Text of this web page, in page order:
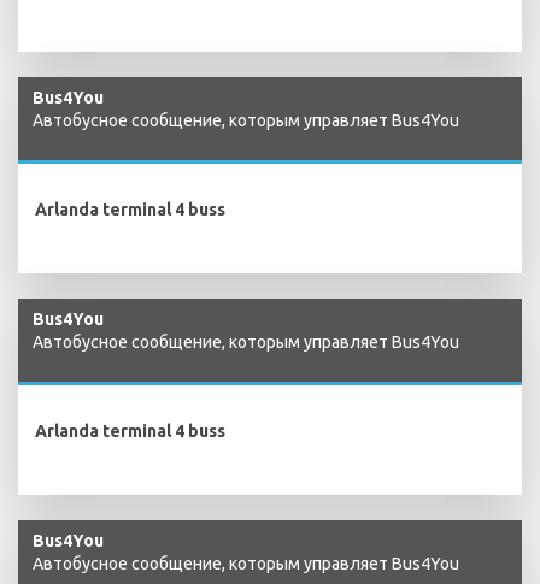
Bus4You
Автобусное сообщение, которым управляет Bus4You
Arlanda terminal 4 buss
Bus4You
Автобусное сообщение, которым управляет Bus4You
Arlanda terminal 4 buss
Bus4You
Автобусное сообщение, которым управляет Bus4You